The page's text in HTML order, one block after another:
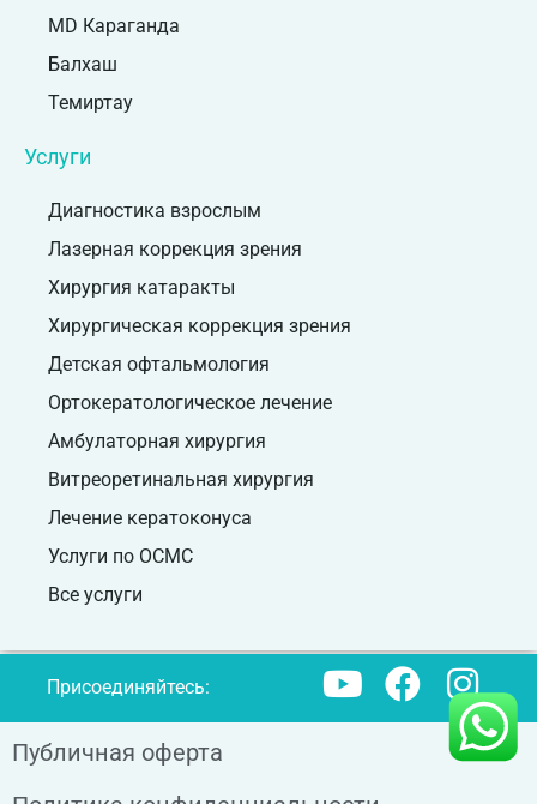
MD Караганда
Балхаш
Темиртау
Услуги
Диагностика взрослым
Лазерная коррекция зрения
Хирургия катаракты
Хирургическая коррекция зрения
Детская офтальмология
Ортокератологическое лечение
Амбулаторная хирургия
Витреоретинальная хирургия
Лечение кератоконуса
Услуги по ОСМС
Все услуги
Присоединяйтесь:
Публичная оферта